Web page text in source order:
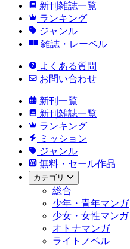
新刊雑誌一覧
ランキング
ジャンル
雑誌・レーベル
よくある質問
お問い合わせ
新刊一覧
新刊雑誌一覧
ランキング
ミッション
ジャンル
無料・セール作品
カテゴリ
総合
少年・青年マンガ
少女・女性マンガ
オトナマンガ
ライトノベル